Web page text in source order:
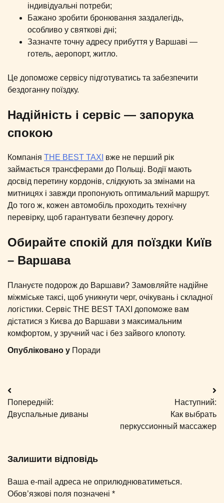
індивідуальні потреби;
Бажано зробити бронювання заздалегідь,
особливо у святкові дні;
Зазначте точну адресу прибуття у Варшаві —
готель, аеропорт, житло.
Це допоможе сервісу підготуватись та забезпечити
бездоганну поїздку.
Надійність і сервіс — запорука
спокою
Компанія THE BEST TAXI вже не перший рік
займається трансферами до Польщі. Водії мають
досвід перетину кордонів, слідкують за змінами на
митницях і завжди пропонують оптимальний маршрут.
До того ж, кожен автомобіль проходить технічну
перевірку, щоб гарантувати безпечну дорогу.
Обирайте спокій для поїздки Київ
– Варшава
Плануєте подорож до Варшави? Замовляйте надійне
міжміське таксі, щоб уникнути черг, очікувань і складної
логістики. Сервіс THE BEST TAXI допоможе вам
дістатися з Києва до Варшави з максимальним
комфортом, у зручний час і без зайвого клопоту.
Опубліковано у Поради
Навігація
записів
Попередній:
Двуспальные диваны
Наступний:
Как выбрать
перкуссионный массажер
Залишити відповідь
Ваша e-mail адреса не оприлюднюватиметься.
Обов’язкові поля позначені *